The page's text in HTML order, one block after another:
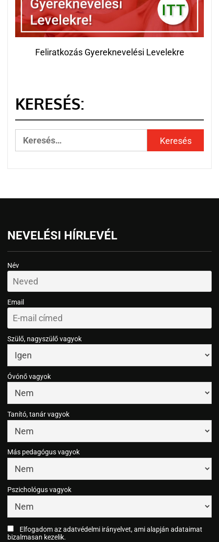
Feliratkozás Gyereknevelési Levelekre
KERESÉS:
NEVELÉSI HÍRLEVÉL
Név
Email
Szülő, nagyszülő vagyok
Óvónő vagyok
Tanító, tanár vagyok
Más pedagógus vagyok
Pszichológus vagyok
Elfogadom az adatvédelmi irányelvet, ami alapján adataimat
bizalmasan kezelik.